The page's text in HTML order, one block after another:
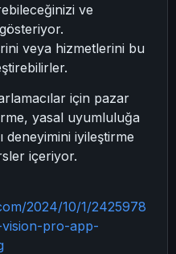
ve
veya hizmetlerini bu
için pazar
yasal uyumluluğa
deneyimini iyileştirme
içeriyor.
2024/10/1/2425978
pro-app-